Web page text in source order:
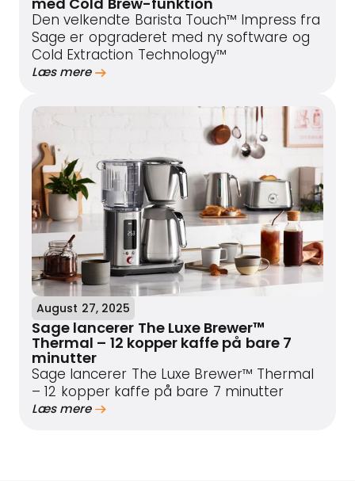
Den velkendte Barista Touch™ Impress fra
Sage er opgraderet med ny software og
Cold Extraction Technology™
Læs mere
August 27, 2025
Sage lancerer The Luxe Brewer™
Thermal – 12 kopper kaffe på bare 7
minutter
Sage lancerer The Luxe Brewer™ Thermal
– 12 kopper kaffe på bare 7 minutter
Læs mere